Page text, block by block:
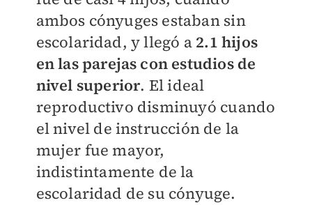
ambos cónyuges estaban sin
escolaridad, y llegó a 2.1 hijos
en las parejas con estudios de
nivel superior. El ideal
reproductivo disminuyó cuando
el nivel de instrucción de la
mujer fue mayor,
indistintamente de la
escolaridad de su cónyuge.